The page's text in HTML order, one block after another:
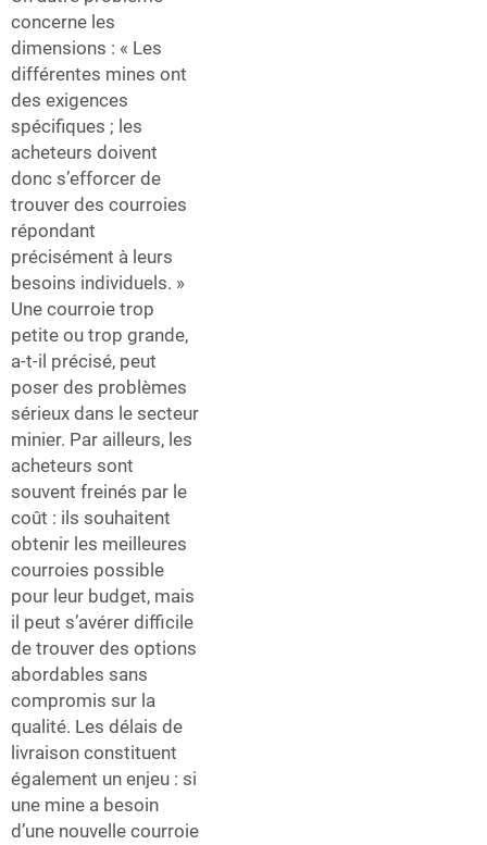
concerne les
dimensions : « Les
différentes mines ont
des exigences
spécifiques ; les
acheteurs doivent
donc s’efforcer de
trouver des courroies
répondant
précisément à leurs
besoins individuels. »
Une courroie trop
petite ou trop grande,
a-t-il précisé, peut
poser des problèmes
sérieux dans le secteur
minier. Par ailleurs, les
acheteurs sont
souvent freinés par le
coût : ils souhaitent
obtenir les meilleures
courroies possible
pour leur budget, mais
il peut s’avérer difficile
de trouver des options
abordables sans
compromis sur la
qualité. Les délais de
livraison constituent
également un enjeu : si
une mine a besoin
d’une nouvelle courroie